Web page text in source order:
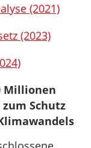
(2021)
(2023)
Millionen
Schutz